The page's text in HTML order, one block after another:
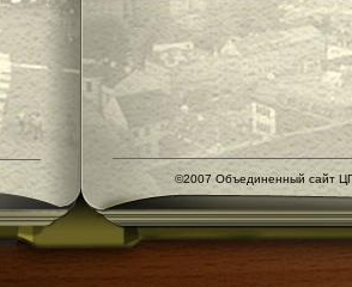
©2007 Объединенный сайт